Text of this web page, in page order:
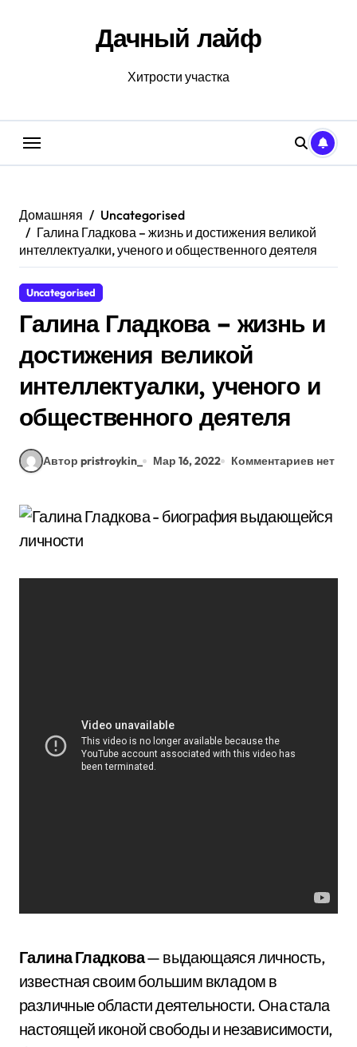
Дачный лайф
Хитрости участка
Домашняя
Uncategorised
Галина Гладкова – жизнь и достижения великой
интеллектуалки, ученого и общественного деятеля
Uncategorised
Галина Гладкова – жизнь и
достижения великой
интеллектуалки, ученого и
общественного деятеля
Автор pristroykin_ Мар 16, 2022 Комментариев нет
Галина Гладкова— выдающаяся личность,
известная своим большим вкладом в
различные области деятельности. Она стала
настоящей иконой свободы и независимости,